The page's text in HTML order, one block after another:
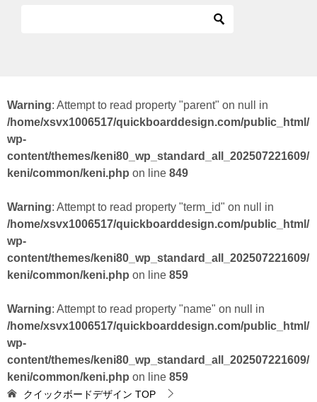
Warning: Attempt to read property "parent" on null in
/home/xsvx1006517/quickboarddesign.com/public_html/
wp-
content/themes/keni80_wp_standard_all_202507221609/
keni/common/keni.php on line 849
Warning: Attempt to read property "term_id" on null in
/home/xsvx1006517/quickboarddesign.com/public_html/
wp-
content/themes/keni80_wp_standard_all_202507221609/
keni/common/keni.php on line 859
Warning: Attempt to read property "name" on null in
/home/xsvx1006517/quickboarddesign.com/public_html/
wp-
content/themes/keni80_wp_standard_all_202507221609/
keni/common/keni.php on line 859
クイックボードデザイン TOP